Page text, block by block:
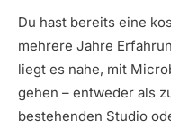
Du hast bereits eine
mehrere Jahre
liegt es nahe, mit
gehen – entweder als
bestehenden Studio